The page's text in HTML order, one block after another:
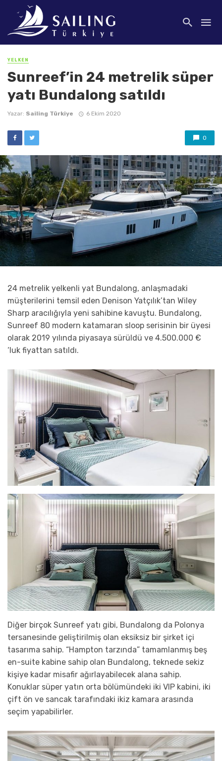
YELKEN
Sunreef’in 24 metrelik süper
yatı Bundalong satıldı
Yazar: Sailing Türkiye 6 Ekim 2020
0
24 metrelik yelkenli yat Bundalong, anlaşmadaki
müşterilerini temsil eden Denison Yatçılık’tan Wiley
Sharp aracılığıyla yeni sahibine kavuştu. Bundalong,
Sunreef 80 modern katamaran sloop serisinin bir üyesi
olarak 2019 yılında piyasaya sürüldü ve 4.500.000 €
‘luk fiyattan satıldı.
Diğer birçok Sunreef yatı gibi, Bundalong da Polonya
tersanesinde geliştirilmiş olan eksiksiz bir şirket içi
tasarıma sahip. “Hampton tarzında” tamamlanmış beş
en-suite kabine sahip olan Bundalong, teknede sekiz
kişiye kadar misafir ağırlayabilecek alana sahip.
Konuklar süper yatın orta bölümündeki iki VIP kabini, iki
çift ön ve sancak tarafındaki ikiz kamara arasında
seçim yapabilirler.